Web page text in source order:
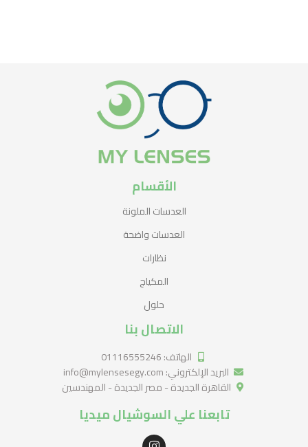
الأقسام
العدسات الملونة
العدسات واضحة
نظارات
المكياج
حلول
الاتصال بنا
الهاتف: 01116555246
البريد الإلكتروني: info@mylensesegy.com
القاهرة الجديدة - مصر الجديدة - المهندسين
تابعنا علي السوشيال ميديا